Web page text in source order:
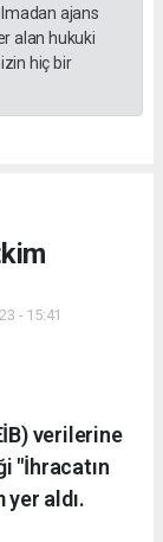
ajans
alan hukuki
hiç bir
- 15:41
verilerine
"İhracatın
yer aldı.